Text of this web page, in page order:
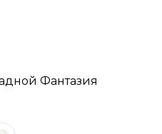
Фантазия